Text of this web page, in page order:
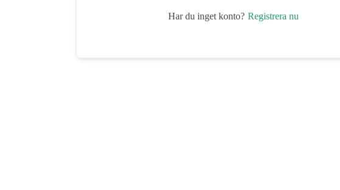
Har du inget konto? Registrera nu